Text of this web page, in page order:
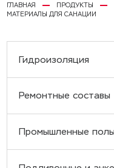
ГЛАВНАЯ ПРОДУКТЫ
МАТЕРИАЛЫ ДЛЯ САНАЦИИ
Гидроизоляция
Инъекционная
Ремонтные составы
Ремонтные составы
Промышленные полы